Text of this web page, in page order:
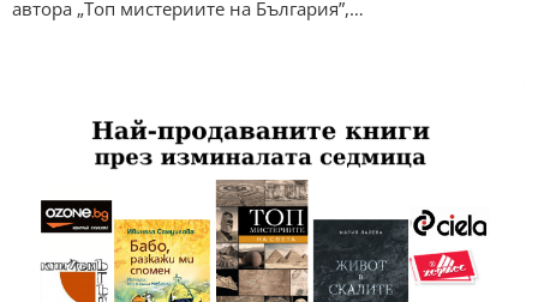
автора „Топ мистериите на България”,…